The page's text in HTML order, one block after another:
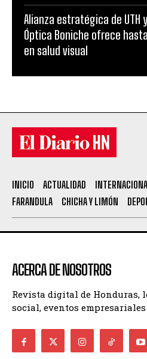
Alianza estratégica de UTH
Óptica Boniche ofrece
en salud visual
INICIO ACTUALIDAD
FARANDULA
CHICHA Y LIMÓN
ACERCA DE NOSOTROS
Revista digital de Honduras,
social, eventos